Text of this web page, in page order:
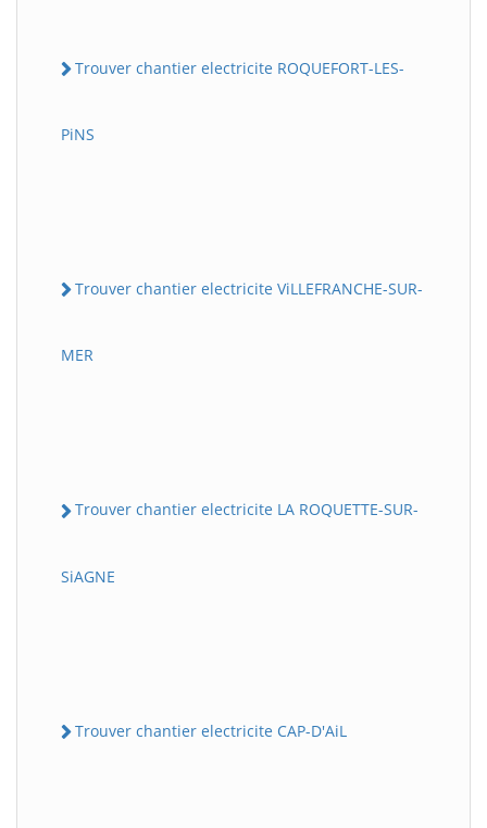
Trouver chantier electricite ROQUEFORT-LES-
PiNS
Trouver chantier electricite ViLLEFRANCHE-SUR-
MER
Trouver chantier electricite LA ROQUETTE-SUR-
SiAGNE
Trouver chantier electricite CAP-D'AiL